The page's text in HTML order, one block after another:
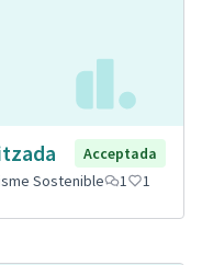
Acceptada
Sostenible 1 1